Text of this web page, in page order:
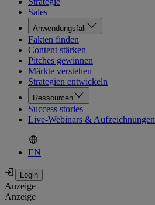
Sales
Anwendungsfall
Fakten finden
Content stärken
Pitches gewinnen
Märkte verstehen
Strategien entwickeln
Ressourcen
Success stories
Live-Webinars & Aufzeichnungen
EN
Anzeige
Anzeige